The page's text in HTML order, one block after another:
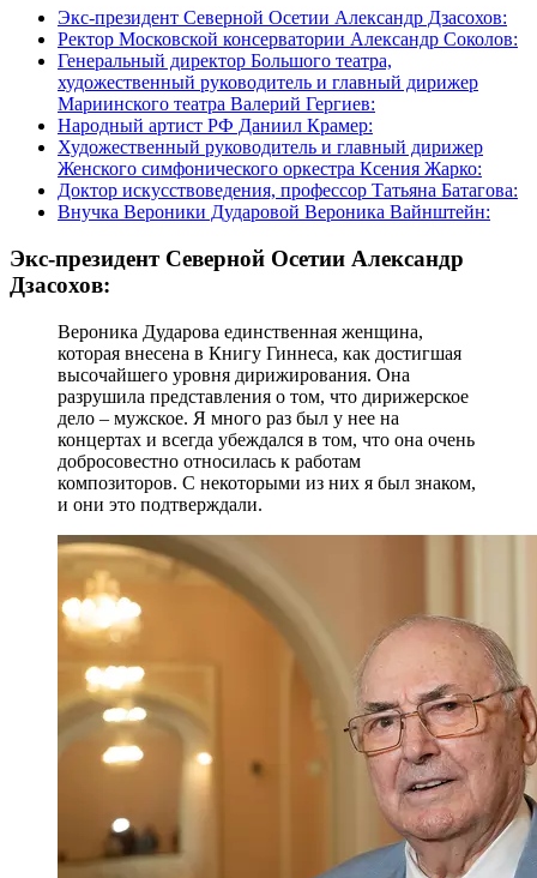
Экс-президент Северной Осетии Александр Дзасохов:
Ректор Московской консерватории Александр Соколов:
Генеральный директор Большого театра,
художественный руководитель и главный дирижер
Мариинского театра Валерий Гергиев:
Народный артист РФ Даниил Крамер:
Художественный руководитель и главный дирижер
Женского симфонического оркестра Ксения Жарко:
Доктор искусствоведения, профессор Татьяна Батагова:
Внучка Вероники Дударовой Вероника Вайнштейн:
Экс-президент Северной Осетии Александр
Дзасохов:
Вероника Дударова единственная женщина,
которая внесена в Книгу Гиннеса, как достигшая
высочайшего уровня дирижирования. Она
разрушила представления о том, что дирижерское
дело – мужское. Я много раз был у нее на
концертах и всегда убеждался в том, что она очень
добросовестно относилась к работам
композиторов. С некоторыми из них я был знаком,
и они это подтверждали.